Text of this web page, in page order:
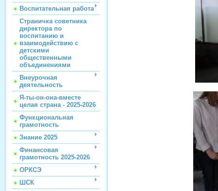
Воспитательная работа
Страничка советника
директора по
воспитанию и
взаимодействию с
детскими
общественными
объединениями
Внеурочная
деятельность
Я-ты-он-она-вместе
целая страна - 2025-2026
Функциональная
грамотность
Знание 2025
Финансовая
грамотность 2025-2026
ОРКСЭ
ШСК